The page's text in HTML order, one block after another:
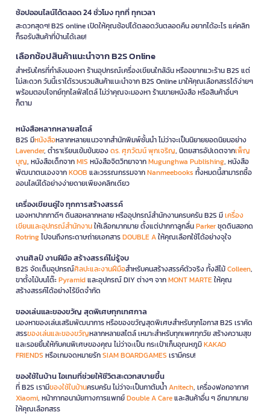
ช้อปออนไลน์ได้ตลอด 24 ชั่วโมง ทุกที่ ทุกเวลา
สะดวกสุดๆ! B2S online เปิดให้คุณช้อปได้ตลอดวันตลอดคืน อยากได้อะไร แค่คลิก
ก็รอรับสินค้าที่บ้านได้เลย!
เลือกช้อปสินค้าแนะนำจาก B2S Online
สำหรับใครที่กำลังมองหา ร้านอุปกรณ์เครื่องเขียนใกล้ฉัน หรืออยากแวะร้าน B2S แต่
ไม่สะดวก วันนี้เราได้รวบรวมสินค้าแนะนำจาก B2S Online มาให้คุณเลือกสรรได้ง่ายๆ
พร้อมตอบโจทย์ทุกไลฟ์สไตล์ ไม่ว่าคุณจะมองหา ร้านขายหนังสือ หรือสินค้าอื่นๆ
ก็ตาม
หนังสือหลากหลายสไตล์
B2S มีหนังสือหลากหลายแนวจากสำนักพิมพ์ชั้นนำ ไม่ว่าจะเป็นนิยายยอดนิยมอย่าง
Lavender, ตำราเรียนเข้มข้นของดร. ศุภวัฒน์ พุกเจริญ, นิตยสารอัปเดตจากเพ็ญ
บุญ, หนังสือเด็กจากMIS หนังสือจิตวิทยาจากMugunghwa Publishing, หนังสือ
พัฒนาตนเองจากKOOB และวรรณกรรมจากNanmeebooks ทั้งหมดนี้สามารถซื้อ
ออนไลน์ได้อย่างง่ายดายเพียงคลิกเดียว
เครื่องเขียนคู่ใจ ทุกการสร้างสรรค์
มองหาปากกาดีๆ ดินสอหลากหลาย หรืออุปกรณ์สำนักงานครบครัน B2S มีเครื่อง
เขียนและอุปกรณ์สำนักงานให้เลือกมากมาย ตั้งแต่ปากกาลูกลื่นParkerชุดดินสอกด
Rotringไปจนถึงกระดาษถ่ายเอกสารDOUBLE Aให้คุณเลือกใช้ได้อย่างจุใจ
งานศิลป์ งานฝีมือ สร้างสรรค์ไม่รู้จบ
B2S จัดเต็มอุปกรณ์ศิลปะและงานฝีมือสำหรับคนสร้างสรรค์ตัวจริง ทั้งสีไม้Colleen,
ขาตั้งไม้บนโต๊ะPyramidและอุปกรณ์ DIY ต่างๆ จากMONT MARTEให้คุณ
สร้างสรรค์ได้อย่างไร้ขีดจำกัด
ของเล่นและของขวัญ สุดพิเศษทุกเทศกาล
มองหาของเล่นเสริมพัฒนาการ หรือของขวัญสุดพิเศษสำหรับทุกโอกาส B2S เราคัด
สรรของเล่นและของขวัญหลากหลายสไตล์ เหมาะสำหรับทุกเพศทุกวัย สร้างความสุข
และรอยยิ้มให้กับคนพิเศษของคุณ ไม่ว่าจะเป็น กระเป๋าเก็บอุณหภูมิKAKAO
FRIENDS หรือเกมจดหมายรักSIAM BOARDGAMES เรามีครบ!
ของใช้ในบ้าน ไอเทมที่ช่วยให้ชีวิตสะดวกสบายขึ้น
ที่ B2S เรามีของใช้ในบ้านครบครัน ไม่ว่าจะเป็นกาต้มน้ำAnitech, เครื่องฟอกอากาศ
Xiaomi, หน้ากากอนามัยทางการแพทย์Double A Careและสินค้าอื่น ๆ อีกมากมาย
ให้คุณเลือกสรร